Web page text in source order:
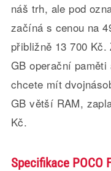
náš trh, ale pod
začíná s cenou na
přibližně 13 700
GB operační
chcete mít
GB větší RAM,
Kč.
Specifikace POCO